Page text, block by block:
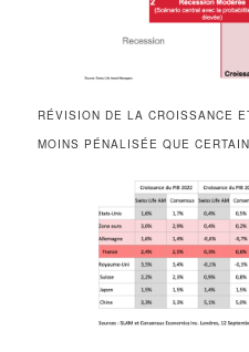
RÉVISION DE LA CROISSANCE
MOINS PÉNALISÉE QUE